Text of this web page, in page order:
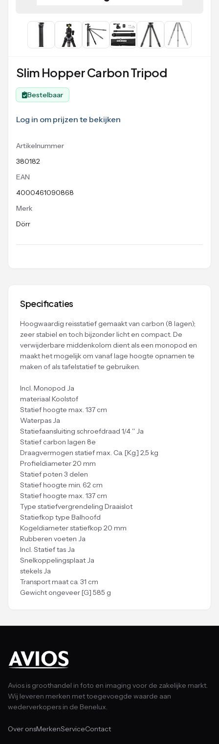
Slim Hopper Carbon Tripod
Bestelbaar
Log in om prijzen te bekijken
Artikelnummer
380182
EAN
4000461090868
Merk
Dörr
Specificaties
Hoogwaardig reisstatief gemaakt van carbon (8 lagen);
zeer stabiel en toch bijzonder licht en compact. De
verwijderbare middenkolom dient als een monopod en
maakt het mogelijk om vanaf lage hoogte opnamen te
maken of als tafelstatief te gebruiken.
Incl. Monopod Ja
materiaal Koolstof
Statief hoogte max. 137 cm
Waterpas Ja
Statiefaansluiting schroefdraad 1/4 '' Ja
Statief carbon lagen 8e
Draagvermogen statief max. Ca. [Kg] 2,5 kg
Profieldiameter 20 mm
Statief poten 3 delen
Statief hoogte min. 62 cm
Statief hoogte max. 137 cm
Type statiefvergrendeling Draaislot
Statiefkop type Balhoofd
Kogeldiameter statiefkop 20 mm
Rubberen voeten Ja
Incl. Statief tas Ja
Snelkoppelingsplaat Ja
stekels Ja
Transport maat ca. 31 cm
Gewicht ongeveer [G] 585 g
Avios is groothandel in foto en imaging voor de zakelijke markt.
Wij leveren merken met toegevoegde waarde aan
wederverkopers in de Benelux.
Over onsMerkenServiceContact